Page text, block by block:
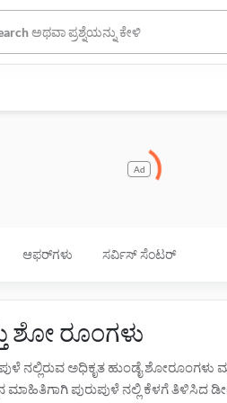
Ad
ಆಫರ್‌ಗಳು ಸರ್ವಿಸ್ ಸೆಂಟರ್
ಶೋ ರೂಂಗಳು
ನಲ್ಲಿರುವ ಅಧಿಕೃತ ಹುಂಡೈ
ಪುರುಪುಳೆ ನಲ್ಲಿ ಕೆಳಗೆ ತಿಳಿಸಿದ